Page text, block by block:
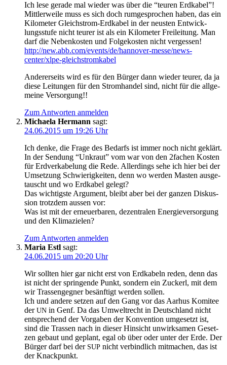
Ich lese gera­de mal wie­der was über die “teu­ren Erd­ka­bel”!
Mitt­ler­wei­le muss es sich doch rum­ge­spro­chen haben, das ein
Kilo­me­ter Gleich­strom-Erd­ka­bel in der neus­ten Ent­wick­
lungs­stu­fe nicht teu­rer ist als ein Kilo­me­ter Frei­lei­tung. Man
darf die Neben­kos­ten und Fol­ge­kos­ten nicht vergessen!
http://new.abb.com/events/de/hannover-messe/news-
center/xlpe-gleichstromkabel
Ande­rer­seits wird es für den Bür­ger dann wie­der teu­rer, da ja
die­se Lei­tun­gen für den Strom­han­del sind, nicht für die all­ge­
mei­ne Versorgung!!
Zum Antworten anmelden
Michaela Hermann sagt:
24.06.2015 um 19:26 Uhr
Ich den­ke, die Fra­ge des Bedarfs ist immer noch nicht geklärt.
In der Sen­dung “Unkraut” vom war von den 2fachen Kos­ten
für Erd­ver­ka­be­lung die Rede. Aller­dings sehe ich hier bei der
Umset­zung Schwie­rig­kei­ten, denn wo wer­den Mas­ten aus­ge­
tauscht und wo Erd­ka­bel gelegt?
Das wich­tigs­te Argu­ment, bleibt aber bei der gan­zen Dis­kus­
si­on trotz­dem aus­sen vor:
Was ist mit der erneu­er­ba­ren, dezen­tra­len Ener­gie­ver­sor­gung
und den Klimazielen?
Zum Antworten anmelden
Maria Estl sagt:
24.06.2015 um 20:20 Uhr
Wir soll­ten hier gar nicht erst von Erd­ka­beln reden, denn das
ist nicht der sprin­gen­de Punkt, son­dern ein Zuckerl, mit dem
wir Tras­sen­geg­ner besänf­tigt wer­den sollen.
Ich und ande­re set­zen auf den Gang vor das Aar­hus Komi­tee
derUN in Genf. Da das Umwelt­recht in Deutsch­land nicht
ent­spre­chend der Vor­ga­ben der Kon­ven­ti­on umge­setzt ist,
sind die Tras­sen nach in die­ser Hin­sicht unwirk­sa­men Geset­
zen gebaut und geplant, egal ob über oder unter der Erde. Der
Bür­ger darf bei der SUP nicht ver­bind­lich mit­ma­chen, das ist
der Knackpunkt.